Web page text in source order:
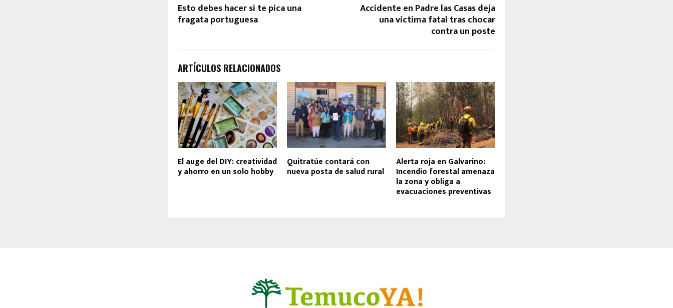
Esto debes hacer si te pica una
fragata portuguesa
Accidente en Padre las Casas deja
una víctima fatal tras chocar
contra un poste
ARTÍCULOS RELACIONADOS
El auge del DIY: creatividad
y ahorro en un solo hobby
Quitratúe contará con
nueva posta de salud rural
Alerta roja en Galvarino:
Incendio forestal amenaza
la zona y obliga a
evacuaciones preventivas